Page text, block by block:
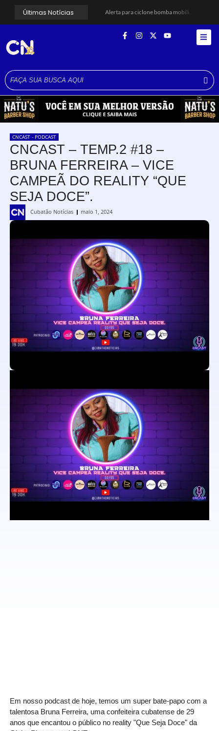
Últimas Notícias
Alerta para ciclone bomba mobiliza moradores de Cubatão após estragos causados por vendaval
Santos avança com proposta para municipalizar manutenção das calçadas
Cubatão orienta população sobre esquema vacinal contra sarampo e poliomielite
Pai e filho ficam feridos após se esfaquearem durante briga em Cubatão
CNCAST - PODCAST
CNCAST – TEMP.2 #18 –
BRUNA FERREIRA – VICE
CAMPEÃ DO REALITY “QUE
SEJA DOCE”.
Cubatão Notícias maio 1, 2024
Em nosso podcast de hoje, temos um super bate-papo com a
talentosa Bruna Ferreira, uma confeiteira cubatense de 29
anos que encantou o público no reality "Que Seja Doce" da